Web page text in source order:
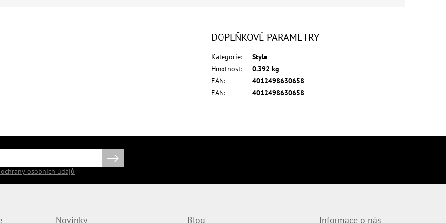
DOPLŇKOVÉ PARAMETRY
Kategorie:
Style
Hmotnost:
0.392 kg
EAN:
4012498630658
EAN: 4012498630658
osobních údajů
PŘIHLÁSIT
SE
Novinky Blog Informace o nás